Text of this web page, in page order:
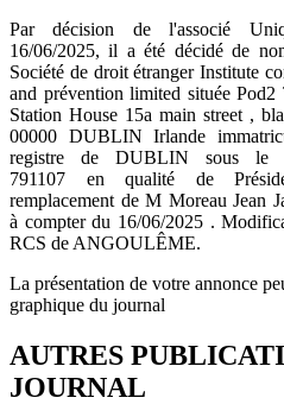
Par décision de l'associé
16/06/2025, il a été décidé de
Société de droit étranger Institute
and prévention limited située Pod2
Station House 15a main street ,
00000 DUBLIN Irlande
registre de DUBLIN sous le
791107 en qualité de
remplacement de M Moreau Jean
à compter du 16/06/2025 .
RCS de ANGOULÊME.
La présentation de votre annonce
graphique du journal
AUTRES
JOURNAL